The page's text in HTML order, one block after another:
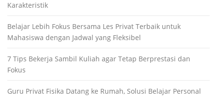
Karakteristik
Belajar Lebih Fokus Bersama Les Privat Terbaik untuk
Mahasiswa dengan Jadwal yang Fleksibel
7 Tips Bekerja Sambil Kuliah agar Tetap Berprestasi dan
Fokus
Guru Privat Fisika Datang ke Rumah, Solusi Belajar Personal